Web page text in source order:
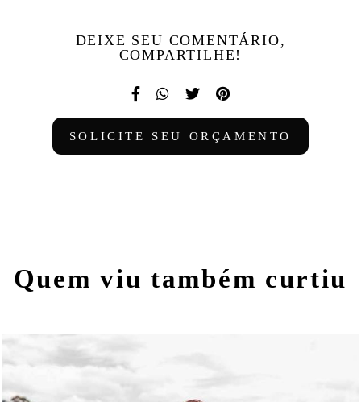
DEIXE SEU COMENTÁRIO,
COMPARTILHE!
SOLICITE SEU ORÇAMENTO
Quem viu também curtiu